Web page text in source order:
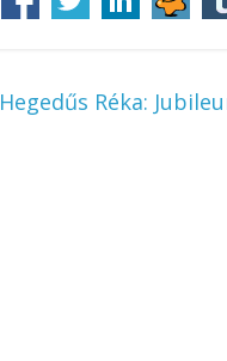
Hegedűs Réka: